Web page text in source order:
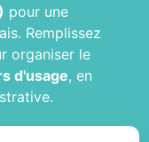
pour une
Remplissez
organiser le
d'usage, en